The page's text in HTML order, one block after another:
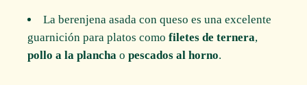
La berenjena asada con queso es una excelente
guarnición para platos comofiletes de ternera,
pollo a la plancha opescados al horno.